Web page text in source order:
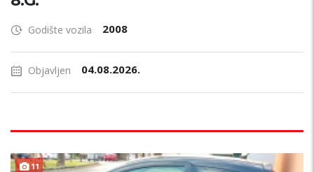
Godište vozila 2008
Objavljen 04.08.2026.
11